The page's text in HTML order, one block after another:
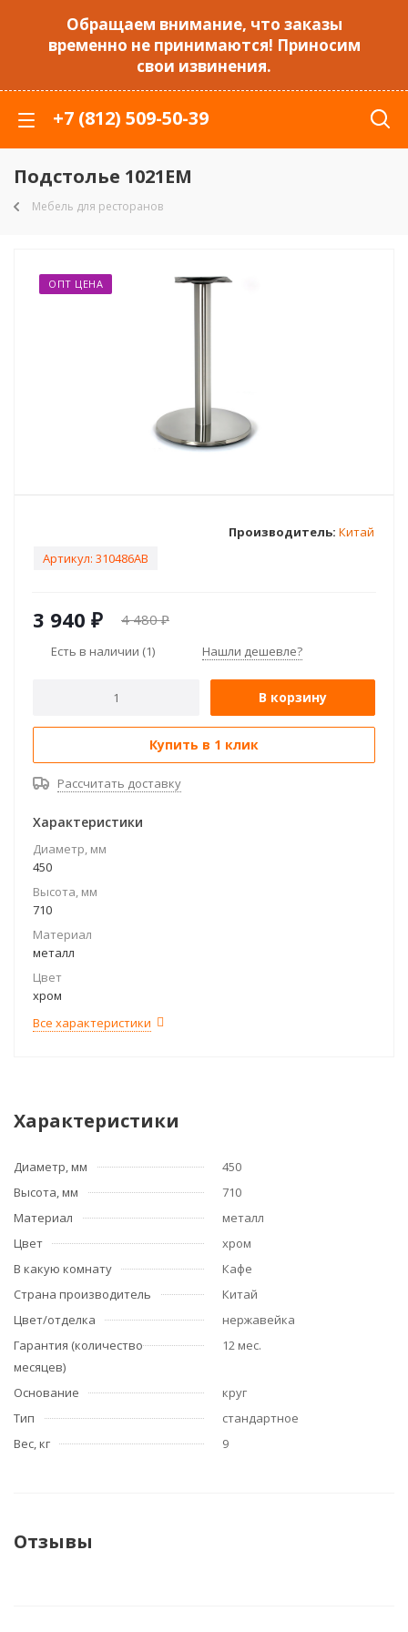
Обращаем внимание, что заказы
временно не принимаются! Приносим
свои извинения.
+7 (812) 509-50-39
Подстолье 1021EM
Мебель для ресторанов
ОПТ ЦЕНА
Артикул: 310486AB
Производитель: Китай
3 940 ₽ 4 480₽
Есть в наличии (1) Нашли дешевле?
В корзину
Купить в 1 клик
Рассчитать доставку
Характеристики
Диаметр, мм
450
Высота, мм
710
Материал
металл
Цвет
хром
Все характеристики
Характеристики
Диаметр, мм
450
Высота, мм
710
Материал
металл
Цвет
хром
В какую комнату
Кафе
Страна производитель
Китай
Цвет/отделка
нержавейка
Гарантия (количество
месяцев)
12 мес.
Основание
круг
Тип
стандартное
Вес, кг
9
Отзывы